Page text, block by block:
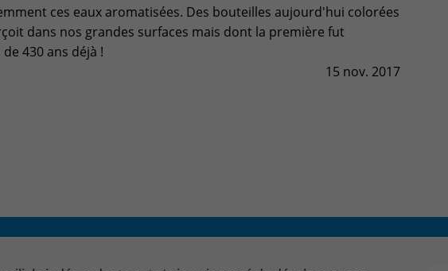
CONTACT & PLAN D'ACCES
ces eaux aromatisées. Des bouteilles aujourd'hui colorées
dans nos grandes surfaces mais dont la première fut
430 ans déjà !
15 nov. 2017